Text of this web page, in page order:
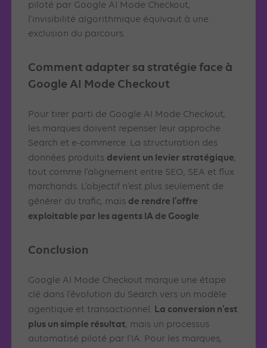
piloté par Google AI Mode Checkout,
l’invisibilité algorithmique équivaut à une
exclusion du parcours.
Comment adapter sa stratégie face à
Google AI Mode Checkout
Pour tirer parti de Google AI Mode Checkout,
les marques doivent repenser leur approche
Search et e-commerce. La structuration des
données produits devient un levier stratégique,
tout comme l’alignement entre SEO, SEA et flux
marchands. L’objectif n’est plus seulement de
générer du trafic, mais de rendre l’offre
exploitable par les agents IA de Google.
Conclusion
Google AI Mode Checkout marque une étape
clé dans l’évolution du Search vers un modèle
agentique et transactionnel. La conversion n’est
plus un simple résultat, mais un processus
automatisé piloté par l’IA. Pour les marques,